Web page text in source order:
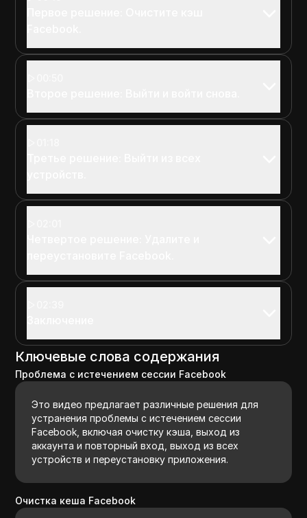
Ключевые слова содержания
Проблема с истечением сессии Facebook
Это видео предлагает различные решения для
устранения проблемы с истечением сессии
Facebook, включая очистку кэша, выход из
аккаунта и повторный вход, выход из всех
устройств и переустановку приложения.
Очистка кеша Facebook